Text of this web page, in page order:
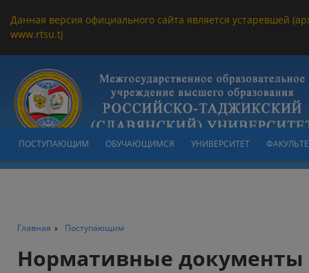
Данная версия официального сайта является устаревшей
www.rtsu.tj
ПОСТУПАЮЩИМ ОБУЧАЮЩИМСЯ УНИВЕРСИТЕТ
Главная Поступающим
Нормативные документы